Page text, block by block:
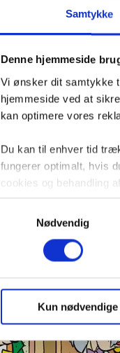
Samtykke
Denne hjemmeside
Vi ønsker dit samtykke
hjemmeside ved at
kan optimere vores
Du kan til enhver tid
fungerer optimalt, hvis
cookies og behandling
Nødvendig
Kun